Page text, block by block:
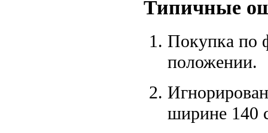
Типичные
Покупка по
положении.
ширине 140